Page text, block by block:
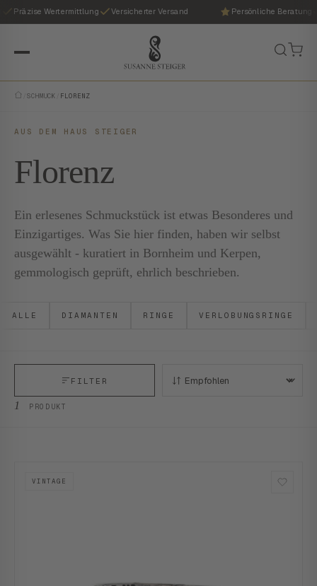
Präzise Wertermittlung Versicherter Versand Persönliche Beratung
SCHMUCK FLORENZ
AUS DEM HAUS STEIGER
Florenz
Ein erlesenes Schmuckstück ist etwas Besonderes und
Einzigartiges. Was Sie hier finden, haben wir selbst
ausgewählt - kuratiert in Bornheim und Kerpen,
gemmologisch geprüft, ehrlich beschrieben.
ALLE DIAMANTEN RINGE VERLOBUNGSRINGE
1 PRODUKT
FILTER SORTIEREN:
VINTAGE